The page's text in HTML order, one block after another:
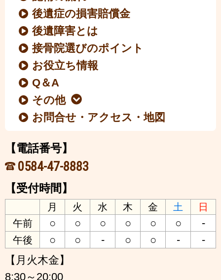
後遺症の損害賠償金
後遺障害とは
接骨院選びのポイント
お役立ち情報
Q＆A
その他
お問合せ・アクセス・地図
【電話番号】
0584-47-8883
【受付時間】
月 火 水 木 金 土
日
午前
○ ○ ○ ○ ○ ○ -
午後 ○ ○ - ○ ○ -
-
【月火木金】
8:30～20:00